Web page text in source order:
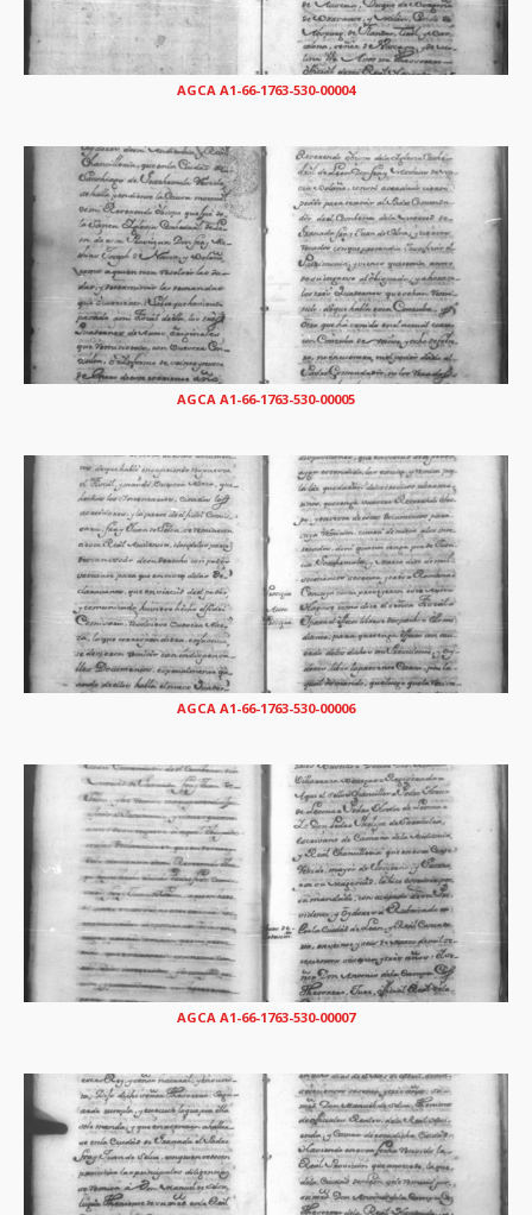
AGCA A1-66-1763-530-00004
AGCA A1-66-1763-530-00005
AGCA A1-66-1763-530-00006
AGCA A1-66-1763-530-00007